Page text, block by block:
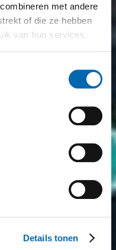
met andere
of die ze hebben
van hun services.
Details tonen